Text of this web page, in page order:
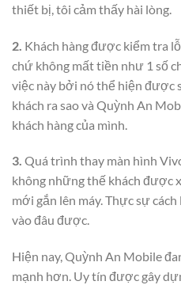
thiết bị, tôi cảm thấy hài lòng.
2. Khách hàng được kiểm tra
chứ không mất tiền như 1 số
việc này bởi nó thể hiện được
khách ra sao và Quỳnh An
khách hàng của mình.
3. Quá trình thay màn hình
không những thế khách được
mới gắn lên máy. Thực sự
vào đâu được.
Hiện nay, Quỳnh An Mobile
mạnh hơn. Uy tín được gây